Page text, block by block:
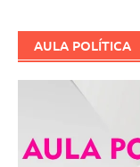
AULA POLÍTICA